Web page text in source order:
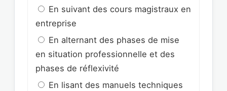
En suivant des cours magistraux en
entreprise
En alternant des phases de mise
en situation professionnelle et des
phases de réflexivité
En lisant des manuels techniques